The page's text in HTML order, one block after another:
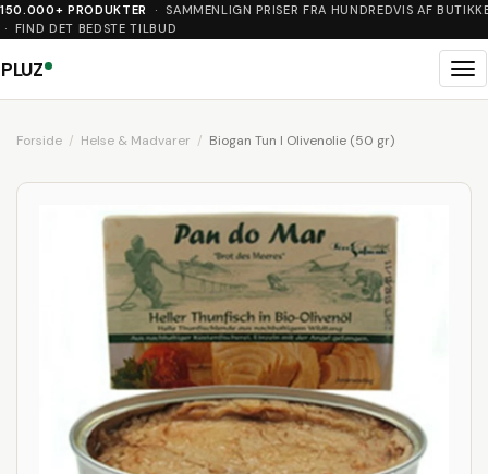
150.000+ PRODUKTER
· SAMMENLIGN PRISER FRA HUNDREDVIS AF
· FIND DET BEDSTE TILBUD
PLUZ
Forside Helse & Madvarer Biogan Tun I Olivenolie (50 gr)